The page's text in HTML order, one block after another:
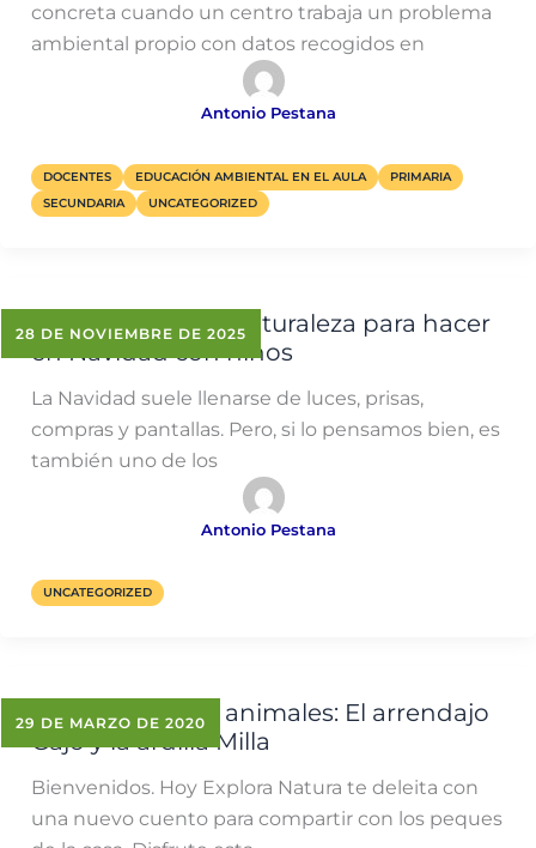
concreta cuando un centro trabaja un problema
ambiental propio con datos recogidos en
Antonio Pestana
DOCENTES EDUCACIÓN AMBIENTAL EN EL AULA
PRIMARIA
SECUNDARIA
UNCATEGORIZED
7 actividades de naturaleza para hacer
en Navidad con niños
La Navidad suele llenarse de luces, prisas,
compras y pantallas. Pero, si lo pensamos bien, es
también uno de los
Antonio Pestana
28 DE NOVIEMBRE DE 2025
UNCATEGORIZED
Entre cuentos y animales: El arrendajo
Gajo y la ardilla Milla
Bienvenidos. Hoy Explora Natura te deleita con
una nuevo cuento para compartir con los peques
29 DE MARZO DE 2020